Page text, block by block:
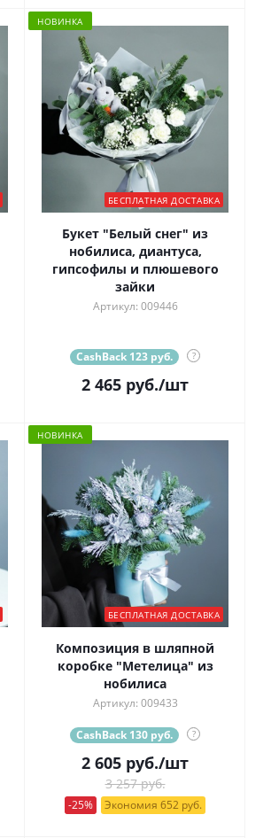
НОВИНКА
БЕСПЛАТНАЯ ДОСТАВКА
Букет "Белый снег" из
нобилиса, диантуса,
гипсофилы и плюшевого
зайки
Артикул: 009446
CashBack 123 руб. ?
2 465 руб./шт
НОВИНКА
БЕСПЛАТНАЯ ДОСТАВКА
Композиция в шляпной
коробке "Метелица" из
нобилиса
Артикул: 009433
CashBack 130 руб. ?
2 605 руб./шт
3 257 руб.
-25% Экономия 652 руб.